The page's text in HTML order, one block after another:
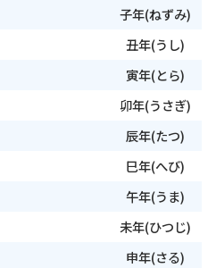
子年(ねずみ)
丑年(うし)
寅年(とら)
卯年(うさぎ)
辰年(たつ)
巳年(へび)
午年(うま)
未年(ひつじ)
申年(さる)